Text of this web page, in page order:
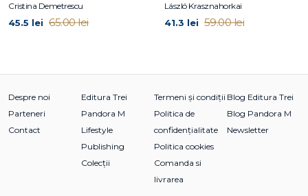
Cristina Demetrescu
45.5 lei 65.00 lei
László Krasznahorkai
41.3 lei 59.00 lei
Despre noi
Parteneri
Contact
Editura Trei
Pandora M
Lifestyle
Publishing
Colecții
Termeni și condiții
Politica de
confidențialitate
Politica cookies
Comanda si
livrarea
Blog Editura Trei
Blog Pandora M
Newsletter